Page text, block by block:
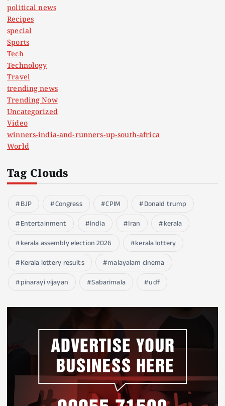
political news
Recipes
special
Sports
Tech
Technology
Travel
trending news
Trending Now
Uncategorized
Video
winners-india-and-runners-up-south-africa
World
Tag Clouds
BJP Congress CPIM
Donald trump
Entertainment
india Iran
kerala
kerala assembly election 2026
kerala lottery
Kerala lottery results
malayalam cinema
pinarayi vijayan
Sabarimala udf